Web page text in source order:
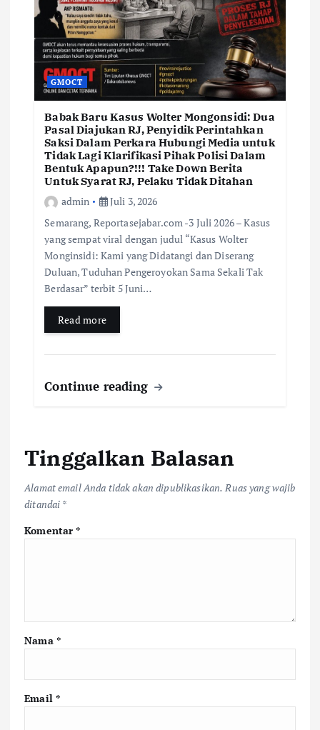
GMOCT
Babak Baru Kasus Wolter Mongonsidi: Dua
Pasal Diajukan RJ, Penyidik Perintahkan
Saksi Dalam Perkara Hubungi Media untuk
Tidak Lagi Klarifikasi Pihak Polisi Dalam
Bentuk Apapun?!!! Take Down Berita
Untuk Syarat RJ, Pelaku Tidak Ditahan
admin
Juli 3, 2026
Semarang, Reportasejabar.com -3 Juli 2026 – Kasus
yang sempat viral dengan judul “Kasus Wolter
Monginsidi: Kami yang Didatangi dan Diserang
Duluan, Tuduhan Pengeroyokan Sama Sekali Tak
Berdasar” terbit 5 Juni…
Read more
Continue reading
Tinggalkan Balasan
Alamat email Anda tidak akan dipublikasikan. Ruas yang wajib
ditandai *
Komentar*
Nama *
Email *